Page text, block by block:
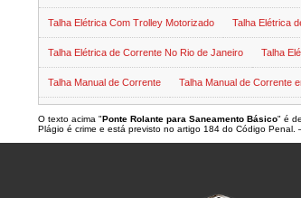
Talha Elétrica Com Trolley Motorizado Talha Elétrica
Talha Elétrica de Corrente No Rio de Janeiro Talha
Talha Manual de Corrente Talha Manual de Corrente
O texto acima "Ponte Rolante para Saneamento Básico" é
Plágio é crime e está previsto no artigo 184 do Código Penal.